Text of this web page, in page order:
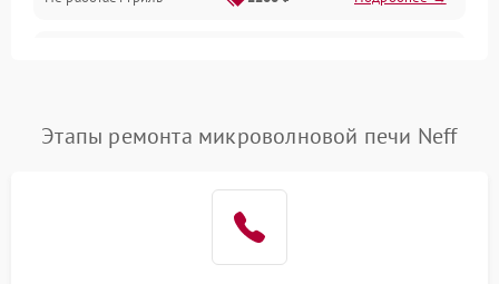
Появление запаха гари Подробнее →
2200 ₽
Этапы ремонта микроволновой печи Neff